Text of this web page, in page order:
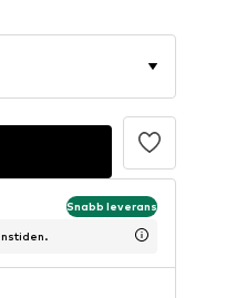
Snabb leverans